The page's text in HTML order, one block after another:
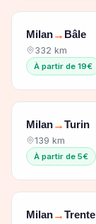
Milan→ Bâle
332 km
À partir de 19€
Milan→Turin
139 km
À partir de 5€
Milan→Trente